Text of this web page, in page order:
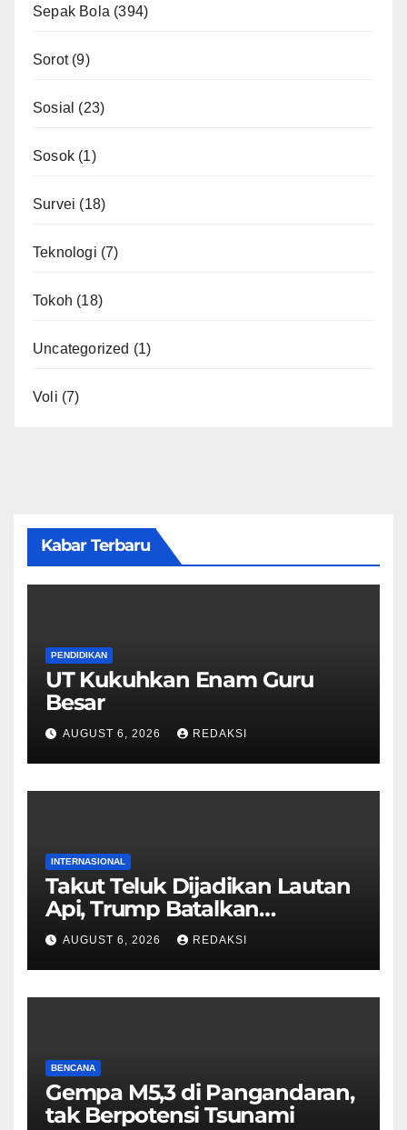
Sepak Bola (394)
Sorot(9)
Sosial (23)
Sosok (1)
Survei (18)
Teknologi (7)
Tokoh (18)
Uncategorized (1)
Voli (7)
Kabar Terbaru
PENDIDIKAN
UT Kukuhkan Enam Guru
Besar
AUGUST 6, 2026 REDAKSI
INTERNASIONAL
Takut Teluk Dijadikan Lautan
Api, Trump Batalkan
Serangan ke Iran
AUGUST 6, 2026 REDAKSI
BENCANA
Gempa M5,3 di Pangandaran,
tak Berpotensi Tsunami